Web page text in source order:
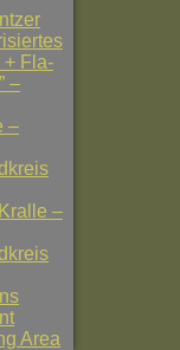
+ Fla-
–
–
–
Area